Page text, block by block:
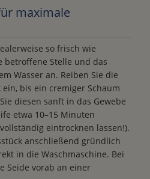
maximale
so frisch wie
betroffene Stelle und das
Wasser an. Reiben Sie die
bis ein cremiger Schaum
diesen sanft in das Gewebe
etwa 10–15 Minuten
eintrocknen lassen!).
anschließend gründlich
in die Waschmaschine. Bei
Seide vorab an einer